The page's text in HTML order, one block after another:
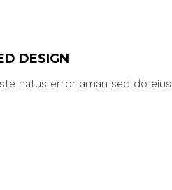
DESIGN
natus error aman sed do